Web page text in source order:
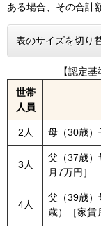
ある場合、その合計
表のサイズを切り
【認定
世帯
人員
2人 母（30歳）
3人
父（37歳）
月7万円］
4人
父（39歳）
歳）［家賃